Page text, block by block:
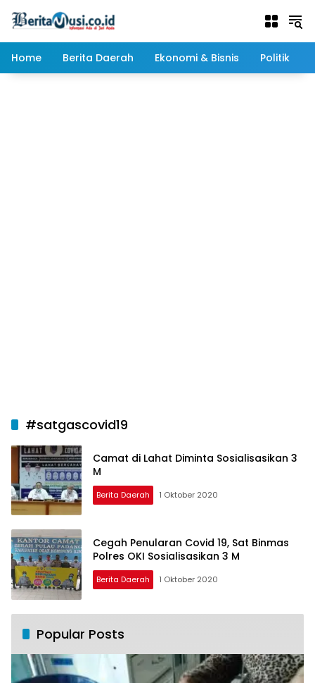
Home
Berita Daerah Ekonomi & Bisnis Politik
#satgascovid19
Camat di Lahat Diminta Sosialisasikan 3
M
Berita Daerah 1 Oktober 2020
Cegah Penularan Covid 19, Sat Binmas
Polres OKI Sosialisasikan 3 M
Berita Daerah 1 Oktober 2020
Popular Posts